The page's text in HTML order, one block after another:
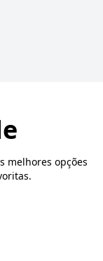
melhores opções